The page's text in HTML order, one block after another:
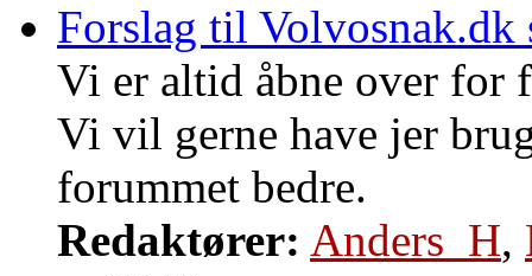
Forslag til Volvosnak.dk
Vi er altid åbne over for
Vi vil gerne have jer
forummet bedre.
Redaktører: Anders_H,